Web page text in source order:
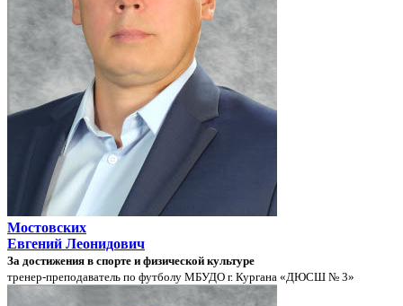
Мостовских
Евгений Леонидович
За достижения в спорте и физической культуре
тренер-преподаватель по футболу МБУДО г. Кургана «ДЮСШ № 3»